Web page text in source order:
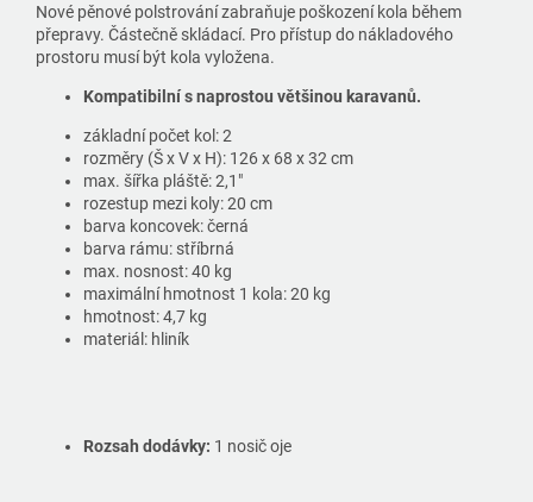
Nové pěnové polstrování zabraňuje poškození kola během
přepravy. Částečně skládací. Pro přístup do nákladového
prostoru musí být kola vyložena.
Kompatibilní s naprostou většinou karavanů.
základní počet kol: 2
rozměry (Š x V x H): 126 x 68 x 32 cm
max. šířka pláště: 2,1"
rozestup mezi koly: 20 cm
barva koncovek: černá
barva rámu: stříbrná
max. nosnost: 40 kg
maximální hmotnost 1 kola: 20 kg
hmotnost: 4,7 kg
materiál: hliník
Rozsah dodávky: 1 nosič oje